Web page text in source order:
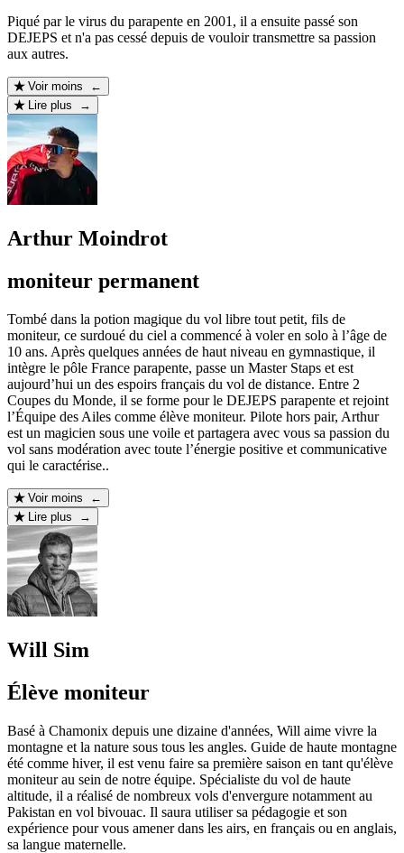
Piqué par le virus du parapente en 2001, il a ensuite passé son
DEJEPS et n'a pas cessé depuis de vouloir transmettre sa passion
aux autres.
Voir moins ←
Lire plus →
Arthur Moindrot
moniteur permanent
Tombé dans la potion magique du vol libre tout petit, fils de
moniteur, ce surdoué du ciel a commencé à voler en solo à l’âge de
10 ans. Après quelques années de haut niveau en gymnastique, il
intègre le pôle France parapente, passe un Master Staps et est
aujourd’hui un des espoirs français du vol de distance. Entre 2
Coupes du Monde, il se forme pour le DEJEPS parapente et rejoint
l’Équipe des Ailes comme élève moniteur. Pilote hors pair, Arthur
est un magicien sous une voile et partagera avec vous sa passion du
vol sans modération avec toute l’énergie positive et communicative
qui le caractérise..
Voir moins ←
Lire plus →
Will Sim
Élève moniteur
Basé à Chamonix depuis une dizaine d'années, Will aime vivre la
montagne et la nature sous tous les angles. Guide de haute montagne
été comme hiver, il est venu faire sa première saison en tant qu'élève
moniteur au sein de notre équipe. Spécialiste du vol de haute
altitude, il a réalisé de nombreux vols d'envergure notamment au
Pakistan en vol bivouac. Il saura utiliser sa pédagogie et son
expérience pour vous amener dans les airs, en français ou en anglais,
sa langue maternelle.